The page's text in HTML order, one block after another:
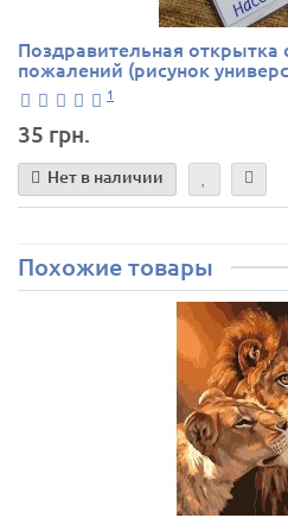
Поздравительная
пожалений (рисунок
1
35 грн.
Нет в наличии
Похожие товары